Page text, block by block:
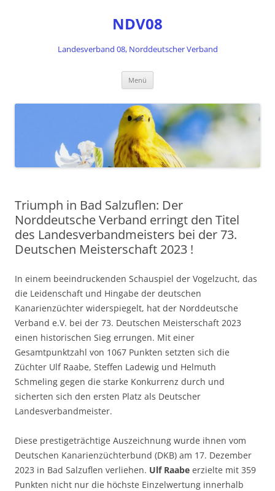
NDV08
Landesverband 08, Norddeutscher Verband
Menü
Triumph in Bad Salzuflen: Der
Norddeutsche Verband erringt den Titel
des Landesverbandmeisters bei der 73.
Deutschen Meisterschaft 2023 !
In einem beeindruckenden Schauspiel der Vogelzucht, das
die Leidenschaft und Hingabe der deutschen
Kanarienzüchter widerspiegelt, hat der Norddeutsche
Verband e.V. bei der 73. Deutschen Meisterschaft 2023
einen historischen Sieg errungen. Mit einer
Gesamtpunktzahl von 1067 Punkten setzten sich die
Züchter Ulf Raabe, Steffen Ladewig und Helmuth
Schmeling gegen die starke Konkurrenz durch und
sicherten sich den ersten Platz als Deutscher
Landesverbandmeister.
Diese prestigeträchtige Auszeichnung wurde ihnen vom
Deutschen Kanarienzüchterbund (DKB) am 17. Dezember
2023 in Bad Salzuflen verliehen. Ulf Raabe erzielte mit 359
Punkten nicht nur die höchste Einzelwertung innerhalb